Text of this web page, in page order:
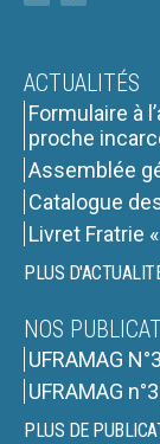
ACTUALITÉS
Formulaire à
proche
Assemblée
Catalogue
Livret Fratrie
PLUS
NOS
UFRAMAG
UFRAMAG
PLUS DE